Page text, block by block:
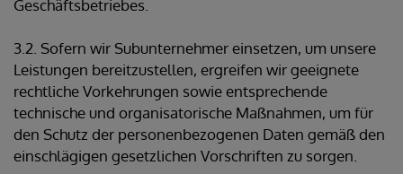
Geschäftsbetriebes.
3.2. Sofern wir Subunternehmer einsetzen, um unsere
Leistungen bereitzustellen, ergreifen wir geeignete
rechtliche Vorkehrungen sowie entsprechende
technische und organisatorische Maßnahmen, um für
den Schutz der personenbezogenen Daten gemäß den
einschlägigen gesetzlichen Vorschriften zu sorgen.